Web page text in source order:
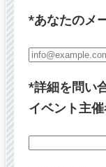
*あなたのメ
*詳細を問い
イベント主催